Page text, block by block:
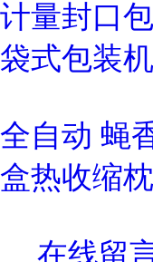
计量封口
袋式包装机
全自动 蝇
盒热收缩
在线留